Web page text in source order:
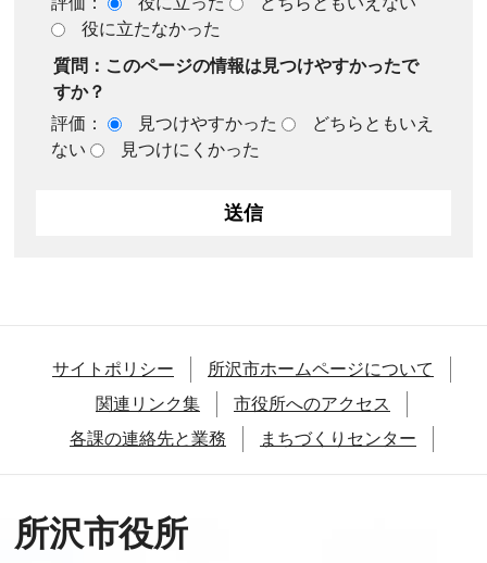
役に立たなかった
質問：このページの情報は見つけやすかったで
すか？
評価：
見つけやすかった
どちらともいえ
ない
見つけにくかった
サイトポリシー
所沢市ホームページについて
関連リンク集
市役所へのアクセス
各課の連絡先と業務
まちづくりセンター
所沢市役所